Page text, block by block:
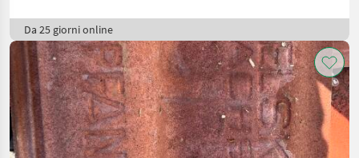
Da 25 giorni online